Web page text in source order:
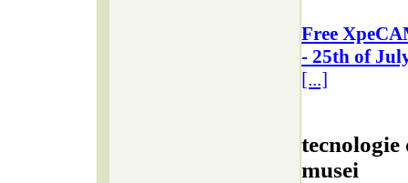
Free
- 25th of
[...]
musei